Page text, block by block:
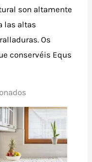
son altamente
las altas
Os
conservéis Equs